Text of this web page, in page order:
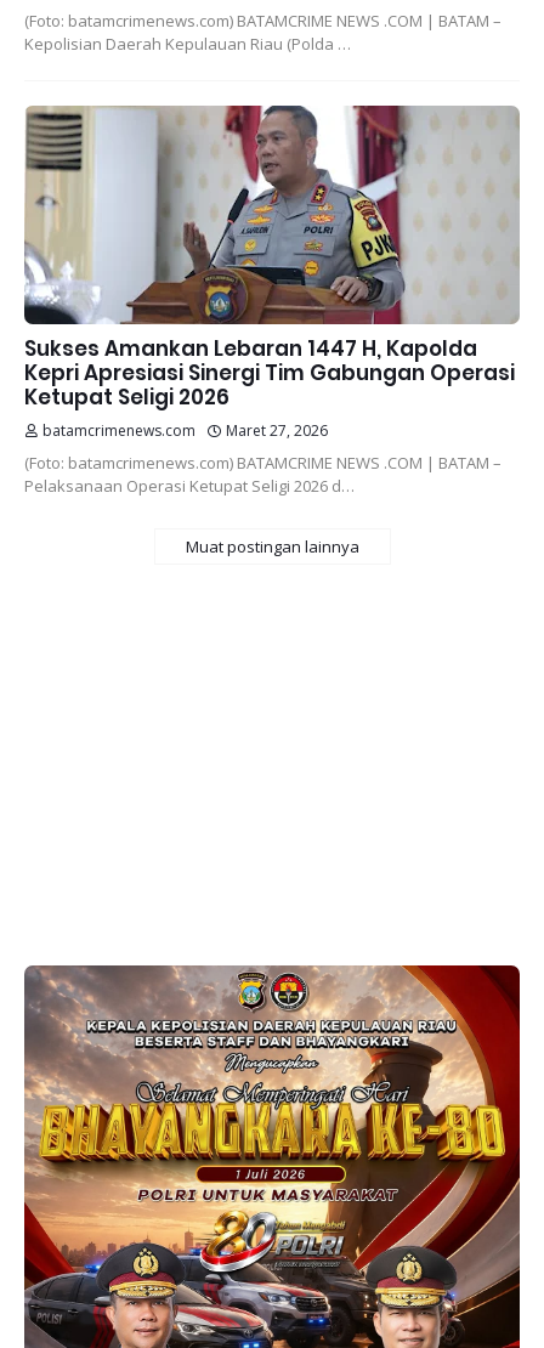
(Foto: batamcrimenews.com) BATAMCRIME NEWS .COM | BATAM –
Kepolisian Daerah Kepulauan Riau (Polda …
Sukses Amankan Lebaran 1447 H, Kapolda
Kepri Apresiasi Sinergi Tim Gabungan Operasi
Ketupat Seligi 2026
batamcrimenews.com Maret 27, 2026
(Foto: batamcrimenews.com) BATAMCRIME NEWS .COM | BATAM –
Pelaksanaan Operasi Ketupat Seligi 2026 d…
Muat postingan lainnya